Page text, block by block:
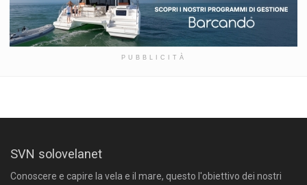
PUBBLICITÀ
SVN solovelanet
Conoscere e capire la vela e il mare, questo l'obiettivo dei nostri